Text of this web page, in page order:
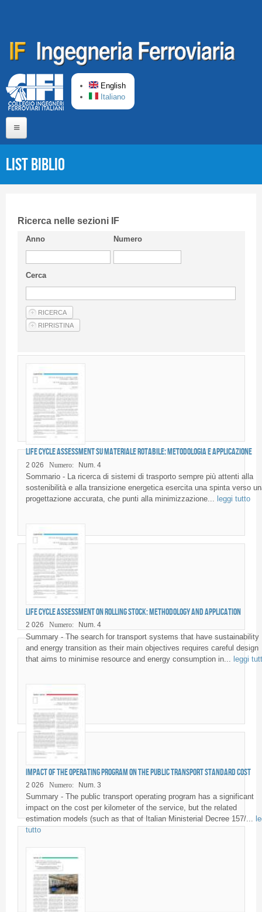
English
Italiano
Short presentation CIFI
Guideline
Privacy & Policy
Articles
Suppliers of products and services
List Biblio
Ricerca nelle sezioni IF
Anno Numero
Cerca
Life Cycle Assessment su materiale rotabile: metodologia e applicazione
2 026 Numero: Num. 4
Sommario - La ricerca di sistemi di trasporto sempre più attenti alla
sostenibilità e alla transizione energetica esercita una spinta verso
progettazione accurata, che punti alla minimizzazione...
leggi tutto
Life Cycle Assessment on rolling stock: methodology and application
2 026 Numero: Num. 4
Summary - The search for transport systems that have sustainability
and energy transition as their main objectives requires careful design
that aims to minimise resource and energy consumption in... leggi
Impact of the operating program on the public transport standard cost
2 026 Numero: Num. 3
Summary - The public transport operating program has a significant
impact on the cost per kilometer of the service, but the related
estimation models (such as that of Italian Ministerial Decree 157/...
tutto